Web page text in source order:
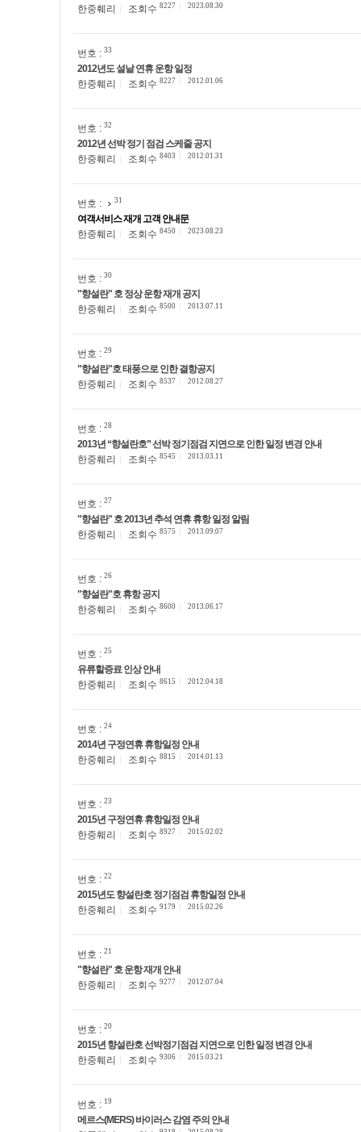
한중훼리
조회수 8227 2023.08.30
번호 : 33
2012년도 설날 연휴 운항 일정
한중훼리
조회수 8227 2012.01.06
번호 : 32
2012년 선박 정기 점검 스케줄 공지
한중훼리
조회수 8403 2012.01.31
번호 : 31
여객서비스 재개 고객 안내문
한중훼리
조회수 8450 2023.08.23
번호 : 30
"향설란" 호 정상 운항 재개 공지
한중훼리
조회수 8500 2013.07.11
번호 : 29
"향설란"호 태풍으로 인한 결항공지
한중훼리
조회수 8537 2012.08.27
번호 : 28
2013년 “향설란호” 선박 정기점검 지연으로 인한 일정 변경 안내
한중훼리
조회수 8545 2013.03.11
번호 : 27
"향설란" 호 2013년 추석 연휴 휴항 일정 알림
한중훼리
조회수 8575 2013.09.07
번호 : 26
"향설란"호 휴항 공지
한중훼리
조회수 8600 2013.06.17
번호 : 25
유류할증료 인상 안내
한중훼리
조회수 8615 2012.04.18
번호 : 24
2014년 구정연휴 휴항일정 안내
한중훼리
조회수 8815 2014.01.13
번호 : 23
2015년 구정연휴 휴항일정 안내
한중훼리
조회수 8927 2015.02.02
번호 : 22
2015년도 향설란호 정기점검 휴항일정 안내
한중훼리
조회수 9179 2015.02.26
번호 : 21
"향설란" 호 운항 재개 안내
한중훼리
조회수 9277 2012.07.04
번호 : 20
2015년 향설란호 선박정기점검 지연으로 인한 일정 변경 안내
한중훼리
조회수 9306 2015.03.21
번호 : 19
메르스(MERS) 바이러스 감염 주의 안내